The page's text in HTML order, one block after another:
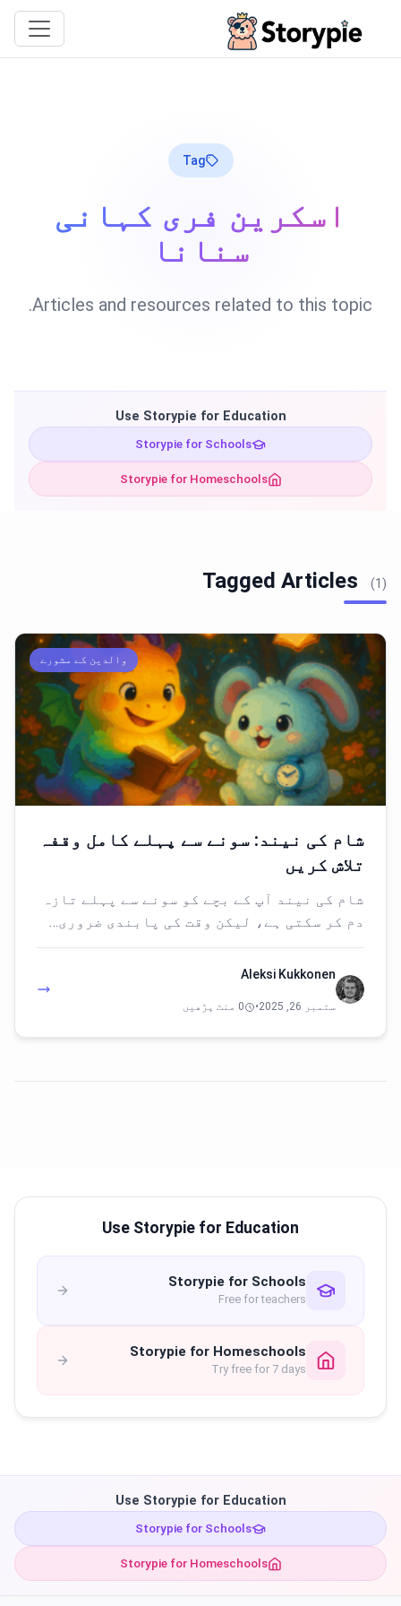
Tag
اسکرین فری کہانی
سنانا
Articles and resources related to this topic.
Use Storypie for Education
Storypie for Schools
Storypie for Homeschools
Tagged Articles (1)
والدین کے مشورے
شام کی نیند: سونے سے پہلے کامل وقفہ
تلاش کریں
شام کی نیند آپ کے بچے کو سونے سے پہلے تازہ
دم کر سکتی ہے، لیکن وقت کی پابندی ضروری…
Aleksi Kukkonen
ستمبر 26, 2025 • 0 منٹ پڑھیں
Use Storypie for Education
Storypie for Schools
Free for teachers
Storypie for Homeschools
Try free for 7 days
Use Storypie for Education
Storypie for Schools
Storypie for Homeschools